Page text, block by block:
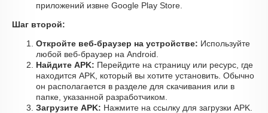
приложений извне Google Play Store.
Шаг второй:
Откройте веб-браузер на устройстве: Используйте
любой веб-браузер на Android.
Найдите APK: Перейдите на страницу или ресурс, где
находится APK, который вы хотите установить. Обычно
он располагается в разделе для скачивания или в
папке, указанной разработчиком.
Загрузите APK: Нажмите на ссылку для загрузки APK.